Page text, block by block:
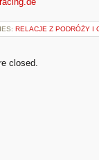
RELACJE Z PODRÓŻY I
closed.